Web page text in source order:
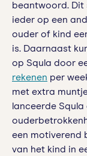
beantwoord. Dit
ieder op een
ouder of kind
is. Daarnaast
op Squla door
rekenen per
met extra
lanceerde
een motiverend
van het kind in